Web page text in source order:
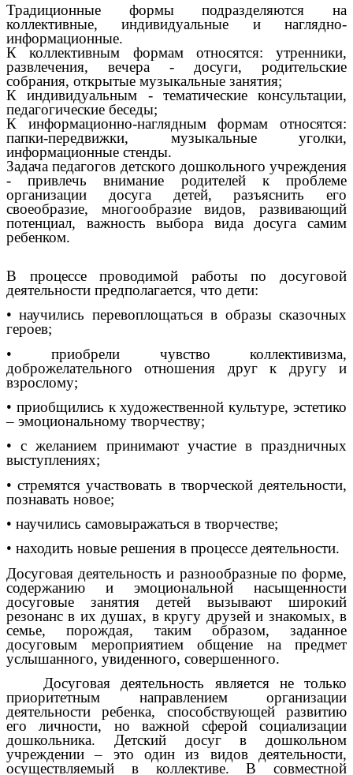
Традиционные формы подразделяются на
коллективные, индивидуальные и наглядно-
информационные.
К коллективным формам относятся: утренники,
развлечения, вечера - досуги, родительские
собрания, открытые музыкальные занятия;
К индивидуальным - тематические консультации,
педагогические беседы;
К информационно-наглядным формам относятся:
папки-передвижки, музыкальные уголки,
информационные стенды.
Задача педагогов детского дошкольного учреждения
- привлечь внимание родителей к проблеме
организации досуга детей, разъяснить его
своеобразие, многообразие видов, развивающий
потенциал, важность выбора вида досуга самим
ребенком.
В процессе проводимой работы по досуговой
деятельности предполагается, что дети:
• научились перевоплощаться в образы сказочных
героев;
• приобрели чувство коллективизма,
доброжелательного отношения друг к другу и
взрослому;
• приобщились к художественной культуре, эстетико
– эмоциональному творчеству;
• с желанием принимают участие в праздничных
выступлениях;
• стремятся участвовать в творческой деятельности,
познавать новое;
• научились самовыражаться в творчестве;
• находить новые решения в процессе деятельности.
Досуговая деятельность и разнообразные по форме,
содержанию и эмоциональной насыщенности
досуговые занятия детей вызывают широкий
резонанс в их душах, в кругу друзей и знакомых, в
семье, порождая, таким образом, заданное
досуговым мероприятием общение на предмет
услышанного, увиденного, совершенного.
Досуговая деятельность является не только
приоритетным направлением организации
деятельности ребенка, способствующей развитию
его личности, но важной сферой социализации
дошкольника. Детский досуг в дошкольном
учреждении – это один из видов деятельности,
осуществляемый в коллективе. В совместной